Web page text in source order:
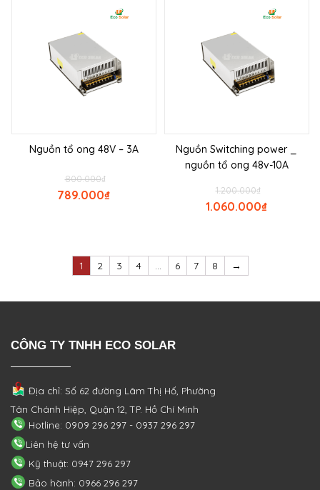
Nguồn tổ ong 48V – 3A
₫
800.000
₫
789.000
Nguồn Switching power _
nguồn tổ ong 48v-10A
₫
1.200.000
₫
1.060.000
1 2 3 4 … 6 7 8 →
CÔNG TY TNHH ECO SOLAR
Địa chỉ: Số 62 đường Lâm Thị Hố, Phường
Tân Chánh Hiệp, Quận 12, TP. Hồ Chí Minh
Hotline: 0909 296 297 - 0937 296 297
Liên hệ tư vấn
Kỹ thuật: 0947 296 297
Bảo hành: 0966 296 297